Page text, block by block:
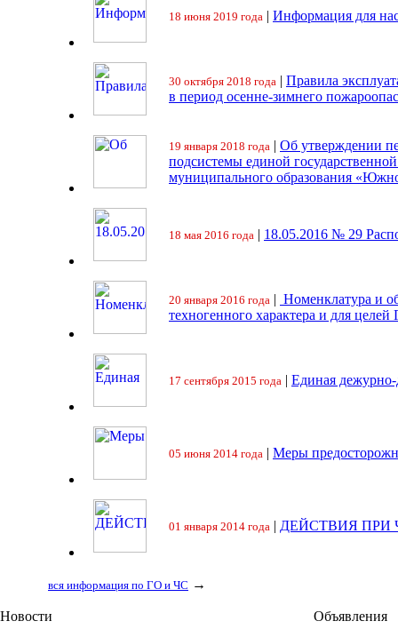
18 июня 2019 года | Информация для
30 октября 2018 года | Правила
в период осенне-зимнего
19 января 2018 года | Об утверждении
подсистемы единой
муниципального образования
18 мая 2016 года | 18.05.2016 № 29
20 января 2016 года | Номенклатура и
техногенного характера и для целей
17 сентября 2015 года | Единая
05 июня 2014 года | Меры
01 января 2014 года | ДЕЙСТВИЯ ПРИ
вся информация по ГО и ЧС →
Новости Объявления